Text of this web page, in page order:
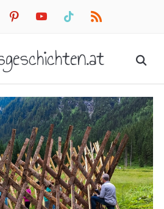
pinterestyoutube tiktok rss